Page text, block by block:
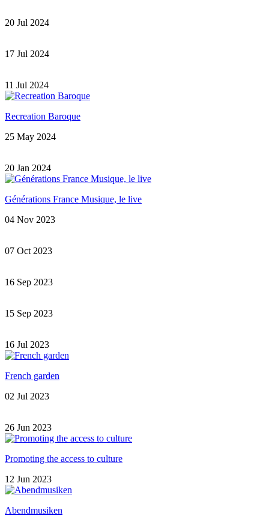
20 Jul 2024
17 Jul 2024
11 Jul 2024
Recreation Baroque
25 May 2024
20 Jan 2024
Générations France Musique, le live
04 Nov 2023
07 Oct 2023
16 Sep 2023
15 Sep 2023
16 Jul 2023
French garden
02 Jul 2023
26 Jun 2023
Promoting the access to culture
12 Jun 2023
Abendmusiken